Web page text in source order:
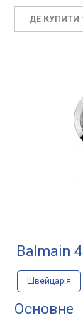
ДЕ КУПИТИ
Balmain
Швейцарія
Основне